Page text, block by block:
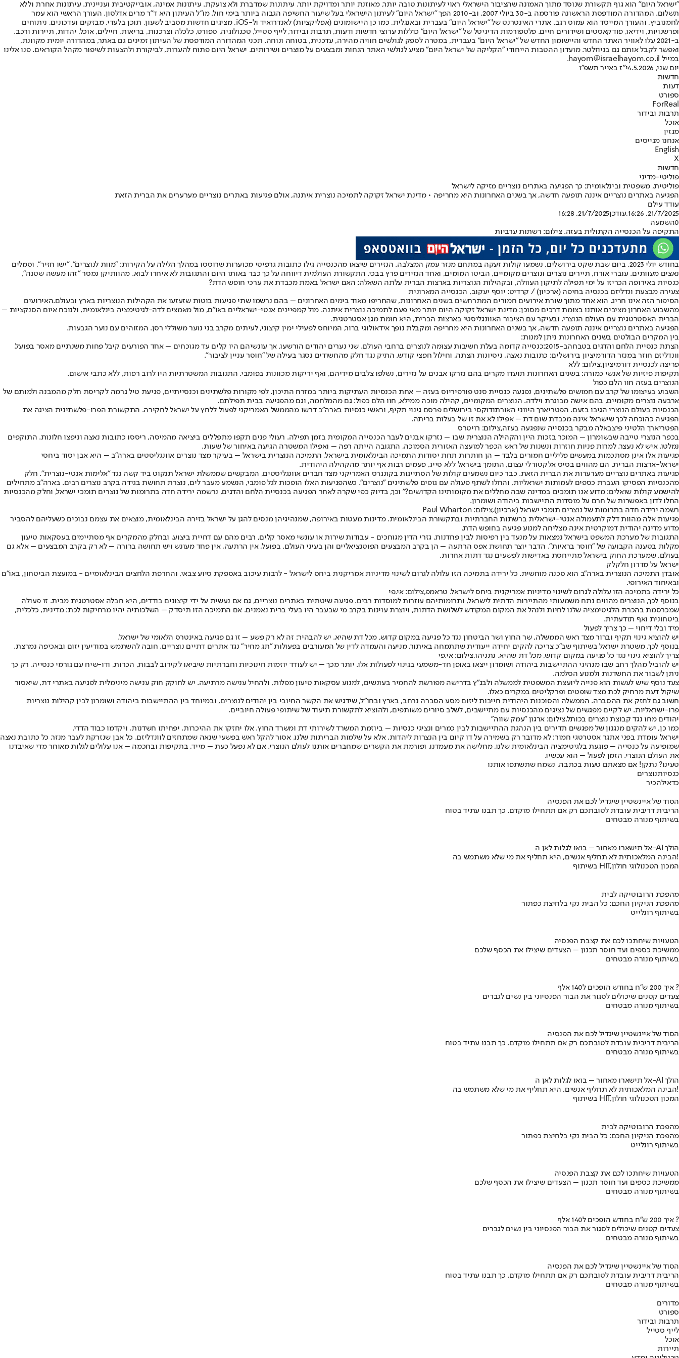
"ישראל היום" הוא גוף תקשורת שנוסד מתוך האמונה שהציבור הישראלי ראוי לעיתונות טובה יותר, מאוזנת יותר ומדויקת יותר. עיתונות שמדברת ולא צועקת. עיתונות אמינה, אובייקטיבית ועניינית. עיתונות אחרת וללא
תשלום. המהדורה המודפסת הראשונה פורסמה ב-30 ביולי 2007, וב-2010 הפך "ישראל היום" לעיתון הישראלי בעל שיעור החשיפה הגבוה ביותר בימי חול. מו"ל העיתון היא ד"ר מרים אדלסון. העורך הראשי הוא עמר
לחמנוביץ, והעורך המייסד הוא עמוס רגב. אתרי האינטרנט של "ישראל היום" בעברית ובאנגלית, כמו כן היישומונים (אפליקציות) לאנדרואיד ול-iOS, מציגים חדשות מסביב לשעון, תוכן בלעדי, מבזקים ועדכונים, ניתוחים
ופרשנויות, וידיאו, פודקאסטים ושידורים חיים. פלטפורמות הדיגיטל של "ישראל היום" כוללות ערוצי חדשות ודעות, תרבות ובידור, לייף סטייל, טכנולוגיה, ספורט, כלכלה וצרכנות, בריאות, חיילים, אוכל, יהדות, תיירות ורכב.
ב-2021 עלו לאוויר האתר החדש והיישומון החדש של "ישראל היום" בעברית, במטרה לספק לגולשים חוויה מהירה, עדכנית, בטוחה ונוחה. תכני המהדורה המודפסת של העיתון זמינים גם באתר, במהדורה יומית מקוונת,
ואפשר לקבל אותם גם בניוזלטר. מועדון ההטבות הייחודי "הקליקה של ישראל היום" מציע לגולשי האתר הנחות ומבצעים על מוצרים ושירותים. ישראל היום פתוח להערות, לביקורת ולהצעות לשיפור מקהל הקוראים. פנו אלינו
במייל hayom@israelhayom.co.il.
יום שני, 4.5.2026
י"ז באייר תשפ"ו
חדשות
דעות
ספורט
ForReal
תרבות ובידור
אוכל
מגזין
אנחנו מגייסים
English
X
חדשות
פוליטי-מדיני
פוליטית, משפטית ובינלאומית: כך הפגיעה באתרים נוצריים מזיקה לישראל
הפגיעה באתרים נוצריים איננה תופעה חדשה, אך בשנים האחרונות היא מחריפה • מדינת ישראל זקוקה לתמיכה נוצרית איתנה, אולם פגיעות באתרים נוצריים מערערים את הברית הזאת
עודד עילם
21/7/2025, 16:26
,עודכן21/7/2025, 16:28
0השמעה
התקיפה על הכנסייה הקתולית בעזה. צילום: רשתות ערביות
בחודש יולי 2023, ביום שבת שקט בירושלים, נשמעו קולות זעקה במתחם מנזר עמק המצלבה. הנזירים שיצאו מהכנסייה גילו כתובות גרפיטי מכוערות שרוססו במהלך הלילה על הקירות: "מוות לנוצרים", "ישו חזיר", וסמלים
נאצים מעוותים. עוברי אורח, תיירים נוצרים ונוצרים מקומיים, הביטו המומים, ואחד הנזירים פרץ בבכי. התקשורת העולמית דיווחה על כך כבר באותו היום והתגובות לא איחרו לבוא. מהוותיקן נמסר "זהו מעשה שטנה",
כנסיות באירופה הכריזו על ימי תפילה לתיקון העוולה, ובקהילות הנוצריות בארצות הברית עלתה השאלה: האם ישראל באמת מכבדת את ערכי חופש הדת?
צעירה מבצעת ונדליזם בכנסיה בחיפה (ארכיון) / קרדיט: יוסף יעקוב, הכנסייה המארונית
הסיפור הזה אינו חריג. הוא אחד מתוך שורת אירועים חמורים המתרחשים בשנים האחרונות, שהחריפו מאוד בימים האחרונים – בהם נרשמו שתי פגיעות בוטות שזעזעו את הקהילות הנוצריות בארץ ובעולם.האירועים
מהשבוע האחרון מציבים אותנו בצומת דרכים מסוכן: מדינת ישראל זקוקה היום יותר מאי פעם לתמיכה נוצרית איתנה. מול קמפיינים אנטי-ישראליים באו"ם, מול מאמצים לדה-לגיטימציה בינלאומית, ולנוכח איום הסנקציות –
הברית האסטרטגית עם העולם הנוצרי, ובעיקר עם הציבור האוונגליסטי בארצות הברית, היא חומת מגן אסטרטגית.
הפגיעה באתרים נוצריים איננה תופעה חדשה, אך בשנים האחרונות היא מחריפה ומקבלת נופך אידאולוגי ברור, המיוחס לפעילי ימין קיצוני, לעיתים מקרב בני נוער משוללי רסן. המזוהים עם נוער הגבעות.
בין המקרים הבולטים בשנים האחרונות ניתן למנות:
הצתת כנסיית הלחם והדגים בטבחהב-2015:
כנסייה קדומה בעלת חשיבות עצומה לנוצרים ברחבי העולם. שני נערים יהודים הורשעו, אך עונשיהם היו קלים עד מגוכחים – אחד הפורעים קיבל פחות משנתיים מאסר בפועל.
וונדליזם חוזר במנזר הדורמיציון בירושלים: כתובות נאצה, ניסיונות הצתה, וחילול חפצי קודש. התיק נגד חלק מהחשודים נסגר בעילה של "חוסר עניין לציבור".
פריצה לכנסיית דורמיציון,צילום: ללא
תקיפות פיזיות של אנשי כמורה: בשנים האחרונות תועדו מקרים בהם נזרקו אבנים על נזירים, נשלפו צלבים מידיהם, ואף יריקות מכוונות בפומבי. התגובות המשטרתיות היו לרוב רפות, ללא כתבי אישום.
הנוצרים בעזה חוו הלם כפול
השבוע בעיצומו של קרב עם חמושים פלשתינים, נפגעה כנסיית סנט פורפיריוס בעזה – אחת הכנסיות העתיקות ביותר במזרח התיכון. לפי מקורות פלשתינים וכנסייתיים, פגיעת טיל גרמה לקריסת חלק מהמבנה ולמותם של
ארבעה נוצרים מקומיים, בהם אישה מבוגרת וילדה. הנוצרים המקומיים, קהילה מוכה ממילא, חוו הלם כפול: גם מהמלחמה, וגם מהפגיעה בבית תפילתם.
הכנסיות בעולם הנוצרי הגיבו בזעם. הפטריארך היווני האורתודוקסי בירושלים פרסם גינוי תקיף, וראשי כנסיות בארה״ב דרשו מהממשל האמריקני לפעול ללחץ על ישראל לחקירה. התקשורת הפרו-פלשתינית הציגה את
הפגיעה כהוכחה לכך שישראל אינה מכבדת שום דת – אפילו לא את זו של בעלות בריתה.
הפטריארך הלטיני פיצבאלה מבקר בכנסייה שנפגעה בעזה,צילום: רויטרס
בכפר הנוצרי טייבה שבשומרון – המוכר בזכות היין והקהילה הנוצרית שבו – נזרקו אבנים לעבר הכנסייה המקומית בזמן תפילה. רעולי פנים תקפו מתפללים ביציאה מהמיסה, ריססו כתובות נאצה וניפצו חלונות. התוקפים
נמלטו. איש לא נעצר. למרות פניות חוזרות ונשנות של ראש הכפר למועצה האזורית הסמוכה, התגובה הייתה רפה – ואפילו המשטרה הגיעה באיחור של שעות.
פגיעות אלו אינן מסתכמות במעשים פליליים חמורים בלבד – הן חותרות תחת יסודות התמיכה הבינלאומית בישראל. התמיכה הנוצרית בישראל – בעיקר מצד נוצרים אוונגליסטים בארה״ב – היא אבן יסוד ביחסי
ישראל-ארצות הברית. הם מהווים בסיס אלקטורלי עצום, התומך בישראל ללא סייג, פעמים רבות אף יותר מהקהילה היהודית.
פגיעות באתרים נוצריים מערערות את הברית הזאת. כבר כיום נשמעים קולות של הסתייגות בקונגרס האמריקני מצד חברים אוונגליסטים, המבקשים שממשלת ישראל תנקוט ביד קשה נגד "אלימות אנטי-נוצרית". חלק
מהכנסיות הפסיקו העברת כספים לעמותות ישראליות, והחלו לשתף פעולה עם גופים פלשתינים "נוצרים". כשהפגיעות האלו הופכות לגל פומבי, הנשמע מעבר לים, נוצרת תחושת בגידה בקרב נוצרים רבים. בארה"ב מתחילים
להישמע קולות שואלים: מדוע אנו תומכים במדינה שבה מחללים את מקומותינו הקדושים?" וכך, בדיוק כפי שקרה לאחר הפגיעה בכנסיית הלחם והדגים, נרשמה ירידה חדה בתרומות של נוצרים תומכי ישראל, וחלק מהכנסיות
החלו לדון באפשרות של חרם על מוסדות התיישבות ביהודה ושומרון.
רשמה ירידה חדה בתרומות של נוצרים תומכי ישראל (ארכיון),צילום: Paul Wharton
פגיעות אלה מהוות דלק לתעמולה אנטי-ישראלית ברשתות החברתיות ובתקשורת הבינלאומית. מדינות מעטות באירופה, שמנהיגיהן מנסים להגן על ישראל בזירה הבינלאומית, מוצאים את עצמם נבוכים כשעליהם להסביר
מדוע מדינה יהודית דמוקרטית אינה מצליחה למנוע פגיעה בחופש הדת.
התגובות של מערכת המשפט בישראל נמצאות על מנעד בין רפיסות לבין פחדנות. גזרי הדין מגוחכים - עבודות שירות או עונשי מאסר קלים, רבים מהם עם דחיית ביצוע, ובחלק מהמקרים אף מסתיימים בעסקאות טיעון
מקלות בטענה הקבועה של "חוסר בראיות". הדבר יוצר תחושת אפס הרתעה – הן בקרב המבצעים הפוטנציאליים והן בעיני העולם. בפועל, אין הרתעה, אין פחד מעונש ויש תחושה ברורה – לא רק בקרב המבצעים – אלא גם
בעולם, שמערכת החוק בישראל מתייחסת באדישות לפשעים נגד דתות אחרות.
ישראל על מדרון חלקלק
אובדן התמיכה הנוצרית בארה״ב הוא סכנה מוחשית. כל ירידה בתמיכה הזו עלולה לגרום לשינוי מדיניות אמריקנית ביחס לישראל - לרבות עיכוב באספקת סיוע צבאי, והחרפת הלחצים הבינלאומיים - במועצת הביטחון, באו"ם
ובאיחוד האירופי.
כל ירידה בתמיכה הזו עלולה לגרום לשינוי מדיניות אמריקנית ביחס לישראל. טראמפ,צילום: אי.פי
בנוסף לכך, הנוצרים מהווים נתח משמעותי מהתיירות הדתית לישראל, ותרומותיהם עוזרות למוסדות רבים. פגיעה שיטתית באתרים נוצריים, גם אם נעשית על ידי קיצונים בודדים, היא חבלה אסטרטגית מבית. זו פעולה
שמכרסמת בהכרת הלגיטימציה שלנו לחיות ולנהל את המקום המקודש לשלושת הדתות, ויוצרת עוינות בקרב מי שבעבר היו בעלי ברית נאמנים. אם התמיכה הזו תיסדק – השלכותיה יהיו מרחיקות לכת: מדינית, כלכלית,
ביטחונית ואף תודעתית.
מיד ובלי דיחוי – כך צריך לפעול
יש להוציא גינוי תקיף וברור מצד ראש הממשלה, שר החוץ ושר הביטחון נגד כל פגיעה במקום קדוש, מכל דת שהיא. יש להבהיר: זה לא רק פשע – זו גם פגיעה באינטרס הלאומי של ישראל.
בנוסף לכך, משטרת ישראל בשיתוף שב"כ צריכה להקים יחידה ייעודית שתתמחה באיתור, מניעה והעמדה לדין של המעורבים בפעולות "תג מחיר" נגד אתרים דתיים נוצריים. חובה להשתמש במודיעין יזום ובאכיפה נמרצת.
צריך להוציא גינוי נגד כל פגיעה במקום קדוש, מכל דת שהיא. נתניהו,צילום: אי.פי
יש להוביל מהלך רחב שבו מנהיגי ההתיישבות ביהודה ושומרון ייצאו באופן חד-משמעי בגינוי לפעולות אלו. יותר מכך – יש לעודד יוזמות חינוכיות וחברתיות שיביאו לקירוב לבבות, הכרות, ודו-שיח עם גורמי כנסייה. רק כך
ניתן לשבור את החשדנות ולמנוע הסלמה.
צעד נוסף שיש לעשות הוא פנייה ליועצת המשפטית לממשלה ולבג"ץ בדרישה מפורשת להחמיר בעונשים, למנוע עסקאות טיעון מפלות, ולהחיל ענישה מרתיעה. יש לחוקק חוק ענישה מינימלית לפגיעה באתרי דת, שיאסור
שיקול דעת מרחיק לכת מצד שופטים ופרקליטים במקרים כאלו.
חשוב גם לחזק את ההסברה. הממשלה והסוכנות היהודית חייבות ליזום מסע הסברה נרחב, בארץ ובחו"ל, שידגיש את הקשר החיובי בין יהודים לנוצרים, ובמיוחד בין ההתיישבות ביהודה ושומרון לבין קהילות נוצריות
פרו-ישראליות. יש לקיים מפגשים של נציגים מהכנסיות עם מתיישבים, לשלב סיורים משותפים, ולהוציא לתקשורת תיעוד של שיתופי פעולה חיוביים.
יהודים מחו נגד קבוצת נוצרים בכותל,צילום: ארגון "עמק שווה"
כמו כן, יש להקים מנגנון של מפגשים תדירים בין הנהגת ההתיישבות לבין כמרים ונציגי כנסיות – ביוזמת המשרד לשירותי דת ומשרד החוץ. אלו יחזקו את ההיכרות, יפחיתו חשדנות, ויקדמו כבוד הדדי.
ישראל עומדת בפני אתגר אסטרטגי חמור: לא מדובר רק בשמירה על דו קיום בין הנצרות ליהדות, אלא על שלמות הבריתות שלנו. אסור להקל ראש בפשעי שנאה שמתחזים לוונדליזם. כל אבן שנזרקת לעבר מנזר, כל כתובת נאצה
שמופיעה על כנסייה – פוגעת בלגיטימציה הבינלאומית שלנו, מחלישה את מעמדנו, ופורמת את הקשרים שמחברים אותנו לעולם הנוצרי. אם לא נפעל כעת – מייד, בתקיפות ובחכמה – אנו עלולים לגלות מאוחר מדי שאיבדנו
את העולם הנוצרי. הזמן לפעול – הוא עכשיו.
טעינו? נתקן! אם מצאתם טעות בכתבה, נשמח שתשתפו אותנו
כנסיותנוצרים
כדאילהכיר
הסוד של איינשטיין שיגדיל לכם את הפנסיה
הריבית דריבית עובדת לטובתכם רק אם תתחילו מוקדם. כך תבנו עתיד בטוח
בשיתוף מנורה מבטחים
אל תישארו מאחור – בואו לגלות לאן ה-AI הולך
הבינה המלאכותית לא תחליף אנשים, היא תחליף את מי שלא משתמש בה!
בשיתוף HIT,המכון הטכנולוגי חולון
מהפכת הרובוטיקה לבית
מהפכת הניקיון החכם: כל הבית נקי בלחיצת כפתור
בשיתוף רונלייט
הטעויות שיחתכו לכם את קצבת הפנסיה
ממשיכת כספים ועד חוסר תכנון – הצעדים שיצילו את הכסף שלכם
בשיתוף מנורה מבטחים
איך 200 ש"ח בחודש הופכים ל140 אלף ?
צעדים קטנים שיכולים לסגור את הבור הפנסיוני בין נשים לגברים
בשיתוף מנורה מבטחים
הסוד של איינשטיין שיגדיל לכם את הפנסיה
הריבית דריבית עובדת לטובתכם רק אם תתחילו מוקדם. כך תבנו עתיד בטוח
בשיתוף מנורה מבטחים
אל תישארו מאחור – בואו לגלות לאן ה-AI הולך
הבינה המלאכותית לא תחליף אנשים, היא תחליף את מי שלא משתמש בה!
בשיתוף HIT,המכון הטכנולוגי חולון
מהפכת הרובוטיקה לבית
מהפכת הניקיון החכם: כל הבית נקי בלחיצת כפתור
בשיתוף רונלייט
הטעויות שיחתכו לכם את קצבת הפנסיה
ממשיכת כספים ועד חוסר תכנון – הצעדים שיצילו את הכסף שלכם
בשיתוף מנורה מבטחים
איך 200 ש"ח בחודש הופכים ל140 אלף ?
צעדים קטנים שיכולים לסגור את הבור הפנסיוני בין נשים לגברים
בשיתוף מנורה מבטחים
הסוד של איינשטיין שיגדיל לכם את הפנסיה
הריבית דריבית עובדת לטובתכם רק אם תתחילו מוקדם. כך תבנו עתיד בטוח
בשיתוף מנורה מבטחים
מדורים
ספורט
תרבות ובידור
לייף סטייל
אוכל
תיירות